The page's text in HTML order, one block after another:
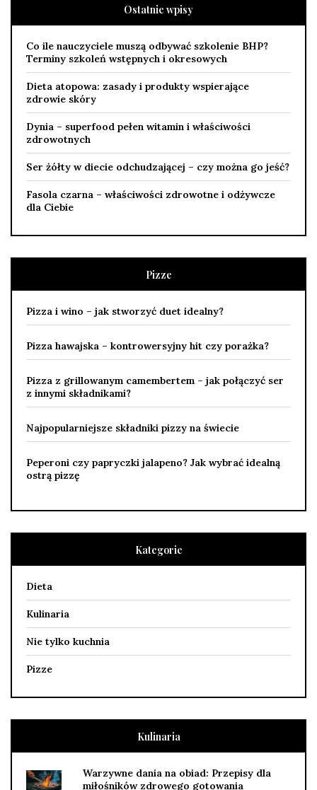
Ostatnie wpisy
Co ile nauczyciele muszą odbywać szkolenie BHP?
Terminy szkoleń wstępnych i okresowych
Dieta atopowa: zasady i produkty wspierające
zdrowie skóry
Dynia – superfood pełen witamin i właściwości
zdrowotnych
Ser żółty w diecie odchudzającej – czy można go jeść?
Fasola czarna – właściwości zdrowotne i odżywcze
dla Ciebie
Pizze
Pizza i wino – jak stworzyć duet idealny?
Pizza hawajska – kontrowersyjny hit czy porażka?
Pizza z grillowanym camembertem – jak połączyć ser
z innymi składnikami?
Najpopularniejsze składniki pizzy na świecie
Peperoni czy papryczki jalapeno? Jak wybrać idealną
ostrą pizzę
Kategorie
Dieta
Kulinaria
Nie tylko kuchnia
Pizze
Kulinaria
Warzywne dania na obiad: Przepisy dla
miłośników zdrowego gotowania